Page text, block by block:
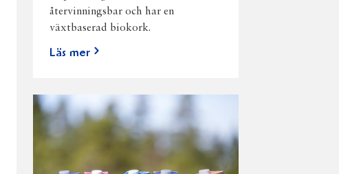
återvinningsbar och har en
växtbaserad biokork.
Läs mer